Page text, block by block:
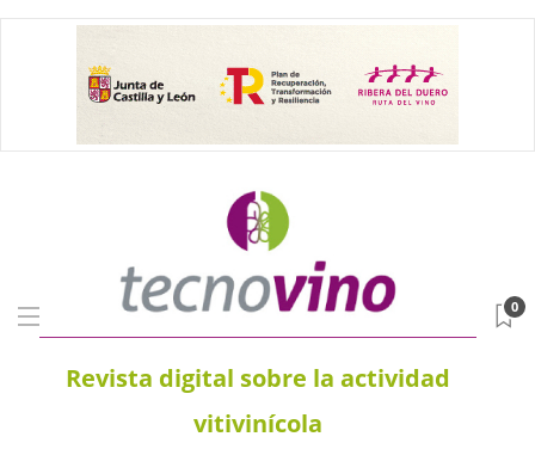
Revista digital sobre la actividad
vitivinícola
0